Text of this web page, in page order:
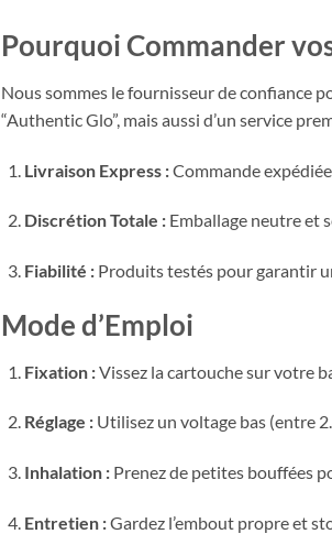
Pourquoi Commander
Nous sommes le fournisseur de confiance
“Authentic Glo”, mais aussi d’un service
Livraison Express :Commande
Discrétion Totale :Emballage neutre et
Fiabilité :Produits testés pour garantir
Mode d’Emploi
Fixation :Vissez la cartouche sur votre
Réglage :Utilisez un voltage bas (entre
Inhalation :Prenez de petites bouffées
Entretien :Gardez l’embout propre et